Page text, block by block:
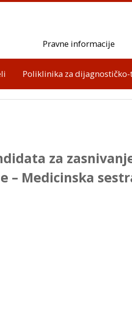
Pravne informacije
Poliklinika za
za
– Medicinska